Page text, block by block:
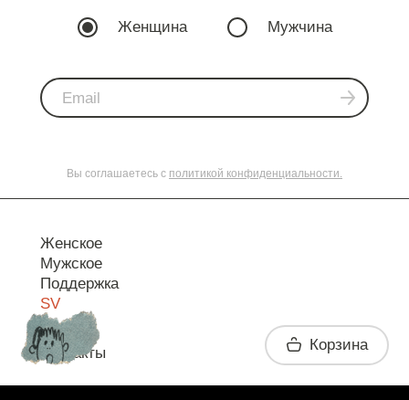
Женщина Мужчина
Вы соглашаетесь с политикой конфиденциальности.
Женское
Мужское
Поддержка
SV
Контакты Корзина